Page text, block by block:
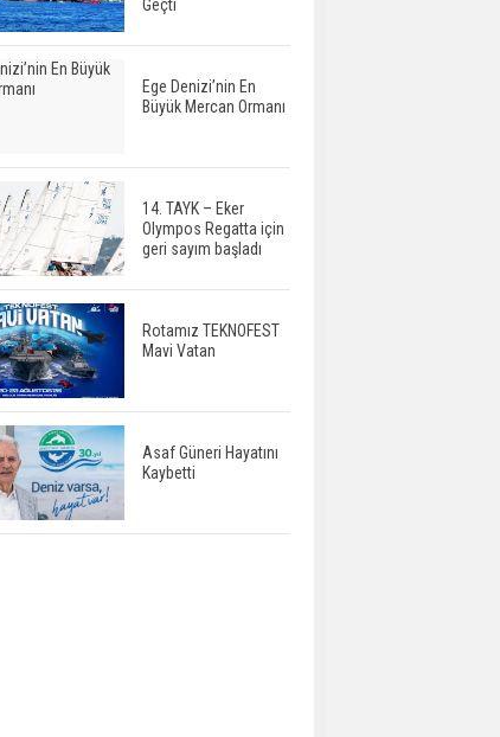
Geçti
Ege Denizi’nin En
Büyük Mercan Ormanı
14. TAYK – Eker
Olympos Regatta için
geri sayım başladı
Rotamız TEKNOFEST
Mavi Vatan
Asaf Güneri Hayatını
Kaybetti